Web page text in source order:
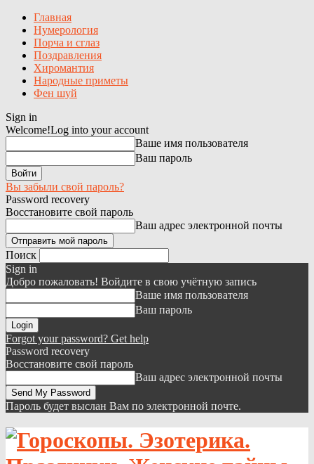
Главная
Нумерология
Порча и сглаз
Поздравления
Хиромантия
Народные приметы
Фен шуй
Sign in
Welcome!Log into your account
Ваше имя пользователя
Ваш пароль
Вы забыли свой пароль?
Password recovery
Восстановите свой пароль
Ваш адрес электронной почты
Поиск
Sign in
Добро пожаловать! Войдите в свою учётную запись
Ваше имя пользователя
Ваш пароль
Forgot your password? Get help
Password recovery
Восстановите свой пароль
Ваш адрес электронной почты
Пароль будет выслан Вам по электронной почте.